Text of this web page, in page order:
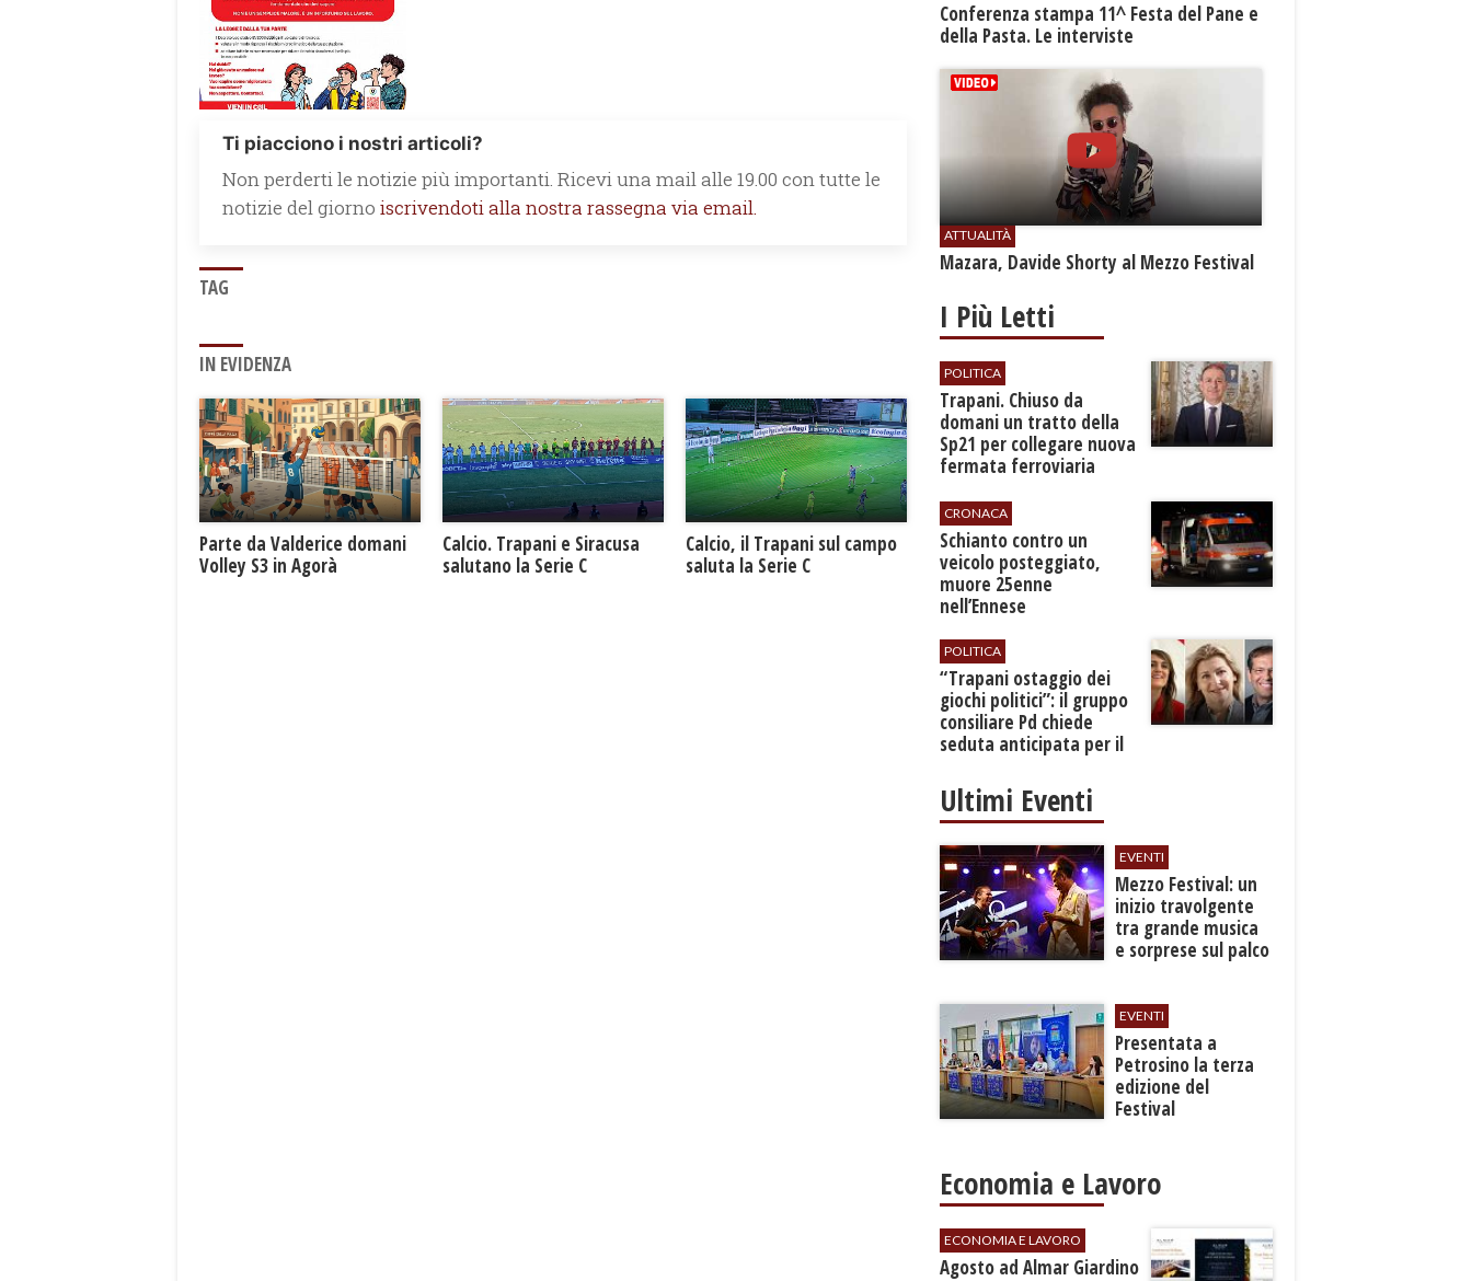
Ti piacciono i nostri articoli?
Non perderti le notizie più importanti. Ricevi una mail alle 19.00 con tutte le
notizie del giorno iscrivendoti alla nostra rassegna via email.
TAG
IN EVIDENZA
Parte da Valderice domani
Volley S3 in Agorà
Calcio. Trapani e Siracusa
salutano la Serie C
Calcio, il Trapani sul campo
saluta la Serie C
Conferenza stampa 11^ Festa del Pane e
della Pasta. Le interviste
ATTUALITÀ
Mazara, Davide Shorty al Mezzo Festival
I Più Letti
POLITICA
​Trapani. Chiuso da
domani un tratto della
Sp21 per collegare nuova
fermata ferroviaria
CRONACA
​Schianto contro un
veicolo posteggiato,
muore 25enne
nell’Ennese
POLITICA
​“Trapani ostaggio dei
giochi politici”: il gruppo
consiliare Pd chiede
seduta anticipata per il
Ultimi Eventi
EVENTI
Mezzo Festival: un
inizio travolgente
tra grande musica
e sorprese sul palco
EVENTI
Presentata a
Petrosino la terza
edizione del
Festival
"Voci dal
Mediterraneo"
Economia e Lavoro
ECONOMIA E LAVORO
Agosto ad Almar Giardino